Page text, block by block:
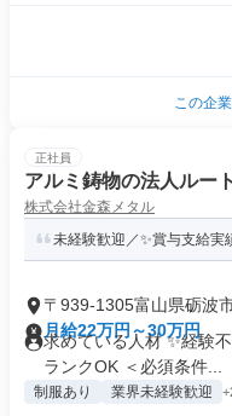
この企
正社員
アルミ鋳物の法人ルー
株式会社金森メタル
未経験歓迎／✨賞与支給実
〒939-1305富山県砺波
月給22万円～30万円
求めている人材 ✨経験
ランクOK ＜必須条件...
制服あり 業界未経験歓迎